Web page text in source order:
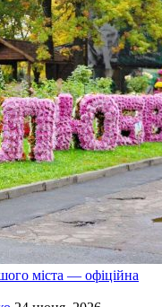
міста — офіційна